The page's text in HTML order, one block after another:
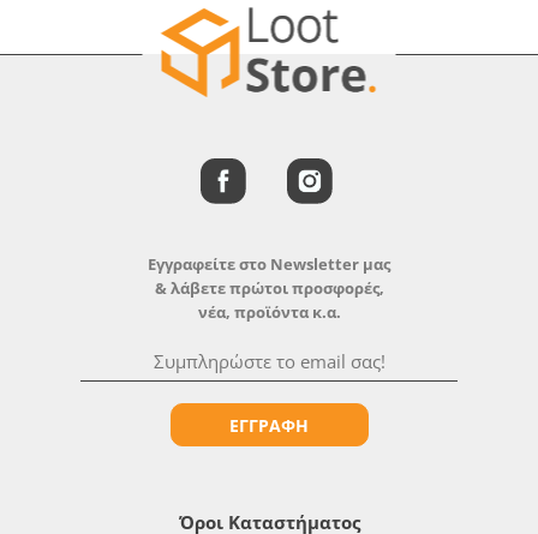
Όροι Καταστήματος
Εγγραφείτε στο Newsletter μας
& λάβετε πρώτοι προσφορές,
νέα, προϊόντα κ.α.
ΕΓΓΡΑΦΗ